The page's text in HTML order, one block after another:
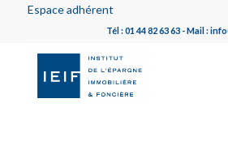
Espace adhérent
Tél : 01 44 82 63 63 - Mail :